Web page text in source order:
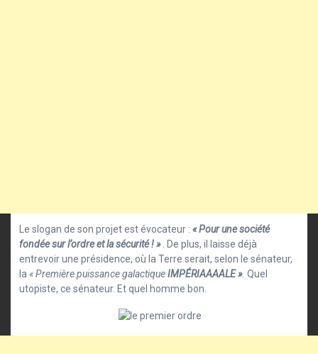
Le slogan de son projet est évocateur : « Pour une société
fondée sur l’ordre et la sécurité ! » . De plus, il laisse déjà
entrevoir une présidence, où la Terre serait, selon le sénateur,
la « Première puissance galactiqueIMPÉRIAAAALE ». Quel
utopiste, ce sénateur. Et quel homme bon.